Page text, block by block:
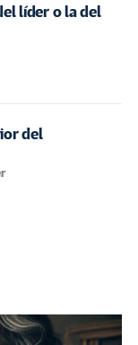
líder o la del
del